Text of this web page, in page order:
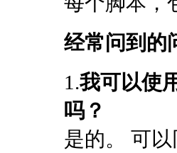
经常问到的
1.我可以使
吗？
是的。 可